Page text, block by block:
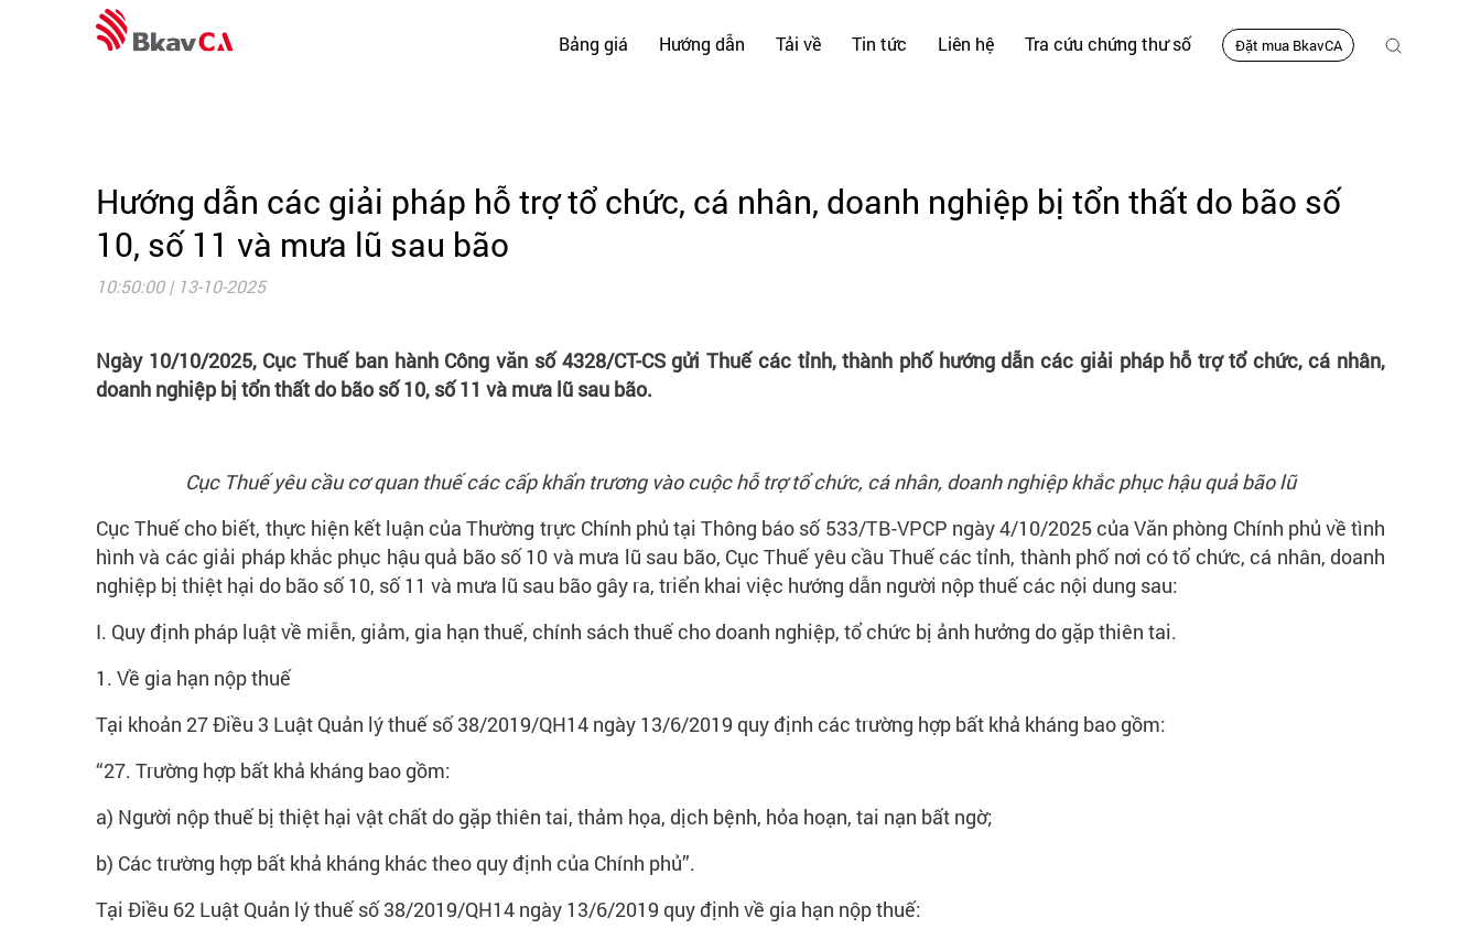
Bảng giá Hướng dẫn Tải về Tin tức Liên hệ Tra cứu chứng thư số Đặt mua BkavCA
Hướng dẫn các giải pháp hỗ trợ tổ chức, cá nhân, doanh nghiệp bị tổn thất do bão số
10, số 11 và mưa lũ sau bão
10:50:00 | 13-10-2025
Ngày 10/10/2025, Cục Thuế ban hành Công văn số 4328/CT-CS gửi Thuế các tỉnh, thành phố hướng dẫn các giải pháp hỗ trợ tổ chức, cá nhân,
doanh nghiệp bị tổn thất do bão số 10, số 11 và mưa lũ sau bão.
Cục Thuế yêu cầu cơ quan thuế các cấp khẩn trương vào cuộc hỗ trợ tổ chức, cá nhân, doanh nghiệp khắc phục hậu quả bão lũ
Cục Thuế cho biết, thực hiện kết luận của Thường trực Chính phủ tại Thông báo số 533/TB-VPCP ngày 4/10/2025 của Văn phòng Chính phủ về tình
hình và các giải pháp khắc phục hậu quả bão số 10 và mưa lũ sau bão, Cục Thuế yêu cầu Thuế các tỉnh, thành phố nơi có tổ chức, cá nhân, doanh
nghiệp bị thiệt hại do bão số 10, số 11 và mưa lũ sau bão gây ra, triển khai việc hướng dẫn người nộp thuế các nội dung sau:
I. Quy định pháp luật về miễn, giảm, gia hạn thuế, chính sách thuế cho doanh nghiệp, tổ chức bị ảnh hưởng do gặp thiên tai.
1. Về gia hạn nộp thuế
Tại khoản 27 Điều 3 Luật Quản lý thuế số 38/2019/QH14 ngày 13/6/2019 quy định các trường hợp bất khả kháng bao gồm:
“27. Trường hợp bất khả kháng bao gồm:
a) Người nộp thuế bị thiệt hại vật chất do gặp thiên tai, thảm họa, dịch bệnh, hỏa hoạn, tai nạn bất ngờ;
b) Các trường hợp bất khả kháng khác theo quy định của Chính phủ”.
Tại Điều 62 Luật Quản lý thuế số 38/2019/QH14 ngày 13/6/2019 quy định về gia hạn nộp thuế: